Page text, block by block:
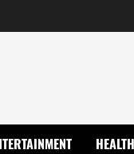
HEALTH